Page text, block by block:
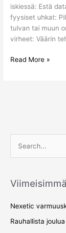
iskiessä: Estä
fyysiset uhkat:
tulvan tai muun
virheet: Väärin
Read More »
r
Nexetic
Rauhallista joulua